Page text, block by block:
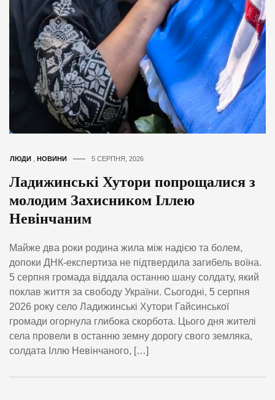
ЛЮДИ НОВИНИ 5 СЕРПНЯ, 2026
Ладижинські Хутори попрощалися з
молодим Захисником Іллею
Невінчаним
Майже два роки родина жила між надією та болем,
допоки ДНК-експертиза не підтвердила загибель воїна.
5 серпня громада віддала останню шану солдату, який
поклав життя за свободу України. Сьогодні, 5 серпня
2026 року село Ладижинські Хутори Гайсинської
громади огорнула глибока скорбота. Цього дня жителі
села провели в останню земну дорогу свого земляка,
солдата Іллю Невінчаного, […]